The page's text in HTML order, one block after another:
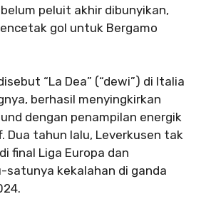
peluit akhir dibunyikan,
gol untuk Bergamo
“La Dea” (“dewi”) di Italia
berhasil menyingkirkan
dengan penampilan energik
Dua tahun lalu, Leverkusen tak
final Liga Europa dan
kekalahan di ganda